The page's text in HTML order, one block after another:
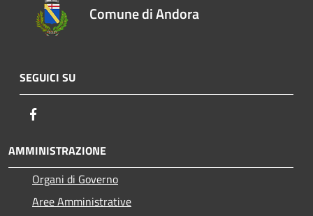
Comune di Andora
SEGUICI SU
AMMINISTRAZIONE
Organi di Governo
Aree Amministrative